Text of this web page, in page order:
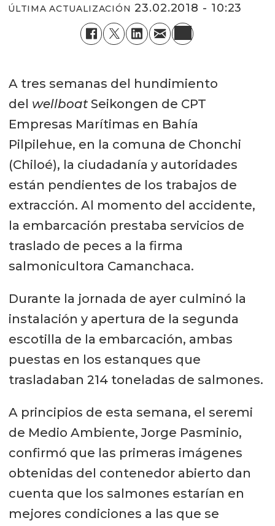
ÚLTIMA ACTUALIZACIÓN 23.02.2018 - 10:23
A tres semanas del hundimiento
del wellboatSeikongen de CPT
Empresas Marítimas en Bahía
Pilpilehue, en la comuna de Chonchi
(Chiloé), la ciudadanía y autoridades
están pendientes de los trabajos de
extracción. Al momento del accidente,
la embarcación prestaba servicios de
traslado de peces a la firma
salmonicultora Camanchaca.
Durante la jornada de ayer culminó la
instalación y apertura de la segunda
escotilla de la embarcación, ambas
puestas en los estanques que
trasladaban 214 toneladas de salmones.
A principios de esta semana, el seremi
de Medio Ambiente, Jorge Pasminio,
confirmó que las primeras imágenes
obtenidas del contenedor abierto dan
cuenta que los salmones estarían en
mejores condiciones a las que se